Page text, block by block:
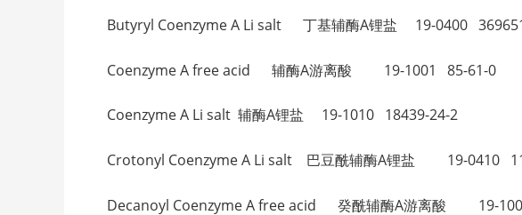
Butyryl Coenzyme A Li salt 丁基辅酶A锂盐 19-0400
Coenzyme A free acid 辅酶A游离酸 19-1001 85-61-0
Coenzyme A Li salt 辅酶A锂盐 19-1010 18439-24-2
Crotonyl Coenzyme A Li salt 巴豆酰辅酶A锂盐 19-0410
Decanoyl Coenzyme A free acid 癸酰辅酶A游离酸 19-